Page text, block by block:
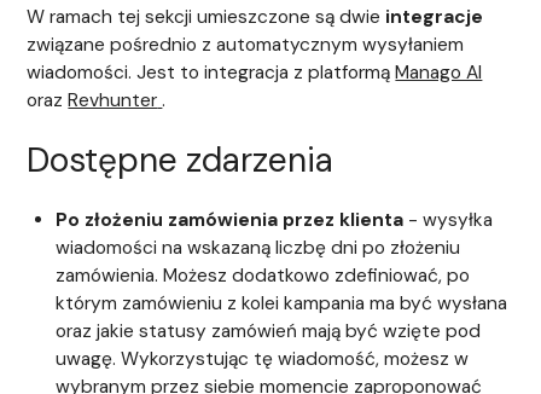
W ramach tej sekcji umieszczone są dwie integracje
związane pośrednio z automatycznym wysyłaniem
wiadomości. Jest to integracja z platformąManago AI
orazRevhunter .
Dostępne zdarzenia
Po złożeniu zamówienia przez klienta- wysyłka
wiadomości na wskazaną liczbę dni po złożeniu
zamówienia. Możesz dodatkowo zdefiniować, po
którym zamówieniu z kolei kampania ma być wysłana
oraz jakie statusy zamówień mają być wzięte pod
uwagę. Wykorzystując tę wiadomość, możesz w
wybranym przez siebie momencie zaproponować